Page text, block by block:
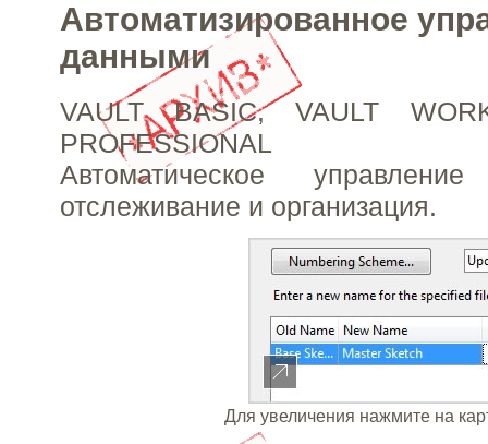
Автоматизированное
данными
VAULT BASIC, VAULT
PROFESSIONAL
Автоматическое
отслеживание и организация.
Для увеличения нажмите на